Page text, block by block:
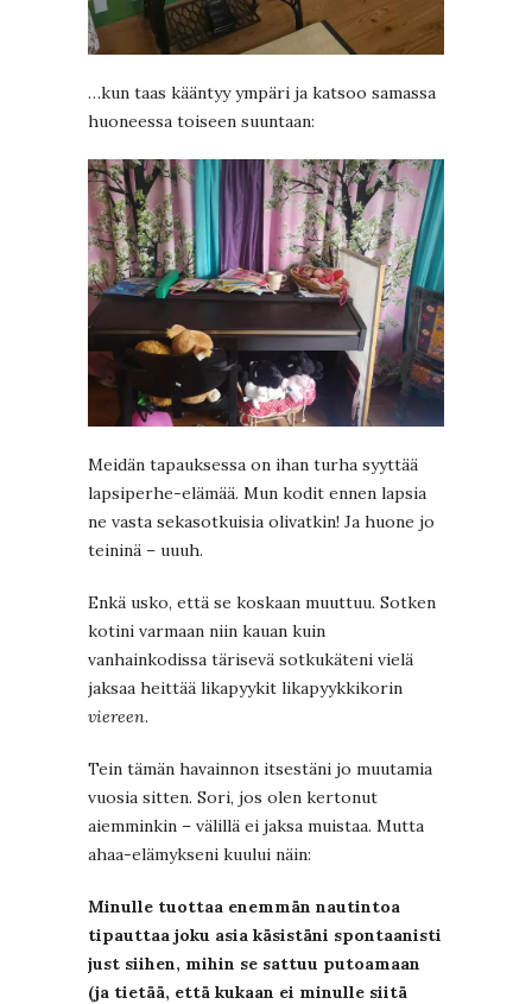
…kun taas kääntyy ympäri ja katsoo samassa
huoneessa toiseen suuntaan:
Meidän tapauksessa on ihan turha syyttää
lapsiperhe-elämää. Mun kodit ennen lapsia
ne vasta sekasotkuisia olivatkin! Ja huone jo
teininä – uuuh.
Enkä usko, että se koskaan muuttuu. Sotken
kotini varmaan niin kauan kuin
vanhainkodissa tärisevä sotkukäteni vielä
jaksaa heittää likapyykit likapyykkikorin
viereen.
Tein tämän havainnon itsestäni jo muutamia
vuosia sitten. Sori, jos olen kertonut
aiemminkin – välillä ei jaksa muistaa. Mutta
ahaa-elämykseni kuului näin:
Minulle tuottaa enemmän nautintoa
tipauttaa joku asia käsistäni spontaanisti
just siihen, mihin se sattuu putoamaan
(ja tietää, että kukaan ei minulle siitä